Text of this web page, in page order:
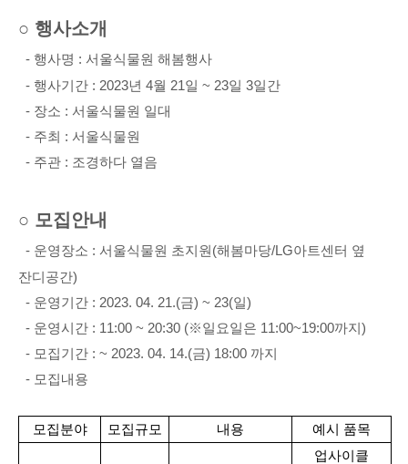
○ 행사소개
- 행사명 : 서울식물원 해봄행사
- 행사기간 : 2023년 4월 21 일 ~ 23일 3일간
- 장소 : 서울식물원 일대
- 주최 : 서울식물원
- 주관 : 조경하다 열음
○ 모집안내
- 운영장소 : 서울식물원 초지원 (해봄마당/LG아트센터 옆
잔디공간)
- 운영기간 : 2023. 04. 21.(금) ~ 23(일)
- 운영시간 : 11:00 ~ 20:30 (※일요일은 11:00~19:00까지 )
- 모집기간 : ~ 2023. 04. 14.(금) 18:00 까지
- 모집내용
모집분야 모집규모 내용 예시 품목
업사이클